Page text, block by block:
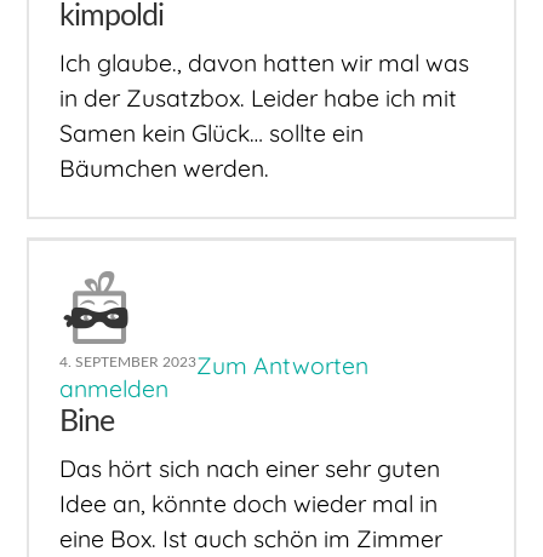
kimpoldi
Ich glaube., davon hatten wir mal was
in der Zusatzbox. Leider habe ich mit
Samen kein Glück… sollte ein
Bäumchen werden.
4. SEPTEMBER 2023Zum Antworten
anmelden
Bine
Das hört sich nach einer sehr guten
Idee an, könnte doch wieder mal in
eine Box. Ist auch schön im Zimmer